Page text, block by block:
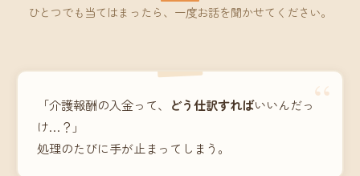
ひとつでも当てはまったら、一度お話を聞かせてください。
“
「介護報酬の入金って、 どう仕訳すればいいんだっ
け…？」
処理のたびに手が止まってしまう。